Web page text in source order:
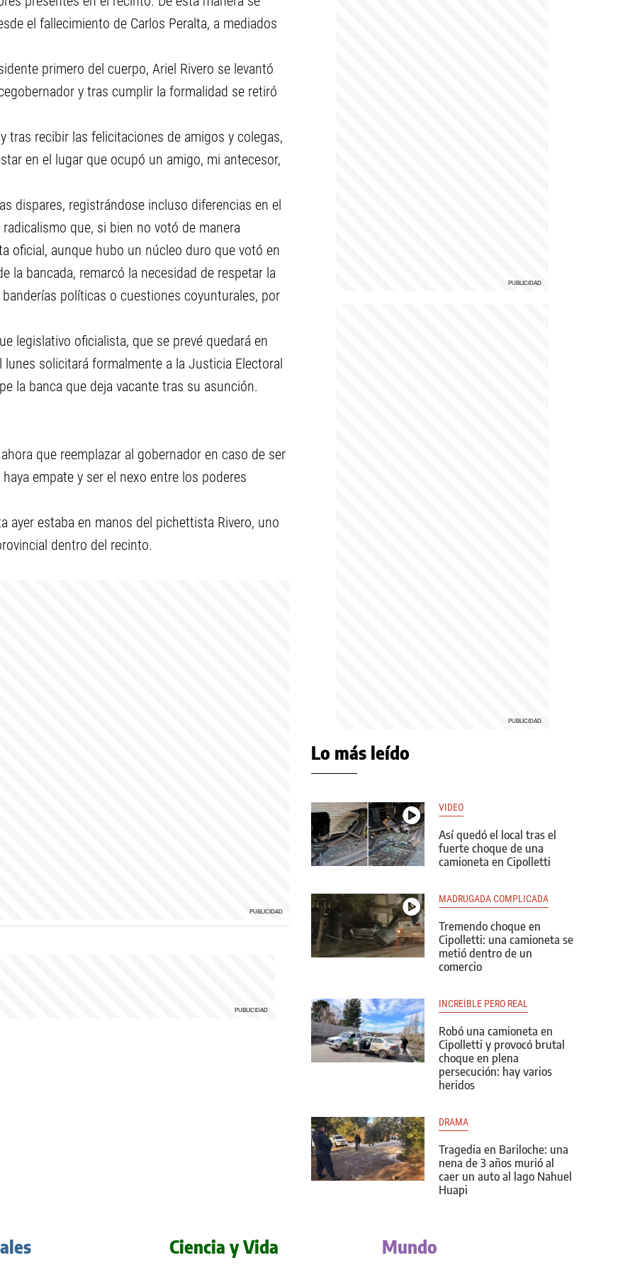
el fallecimiento de Carlos Peralta, a mediados
primero del cuerpo, Ariel Rivero se levantó
y tras cumplir la formalidad se retiró
recibir las felicitaciones de amigos y colegas,
en el lugar que ocupó un amigo, mi antecesor,
dispares, registrándose incluso diferencias en el
que, si bien no votó de manera
oficial, aunque hubo un núcleo duro que votó en
la bancada, remarcó la necesidad de respetar la
políticas o cuestiones coyunturales, por
legislativo oficialista, que se prevé quedará en
solicitará formalmente a la Justicia Electoral
la banca que deja vacante tras su asunción.
que reemplazar al gobernador en caso de ser
empate y ser el nexo entre los poderes
ayer estaba en manos del pichettista Rivero, uno
dentro del recinto.
Lo más leído
VIDEO
Así quedó el local tras el
fuerte choque de una
camioneta en Cipolletti
MADRUGADA COMPLICADA
Tremendo choque en
Cipolletti: una camioneta se
metió dentro de un
comercio
INCREÍBLE PERO REAL
Robó una camioneta en
Cipolletti y provocó brutal
choque en plena
persecución: hay varios
heridos
DRAMA
Tragedia en Bariloche: una
nena de 3 años murió al
caer un auto al lago Nahuel
Huapi
Ciencia y Vida Mundo